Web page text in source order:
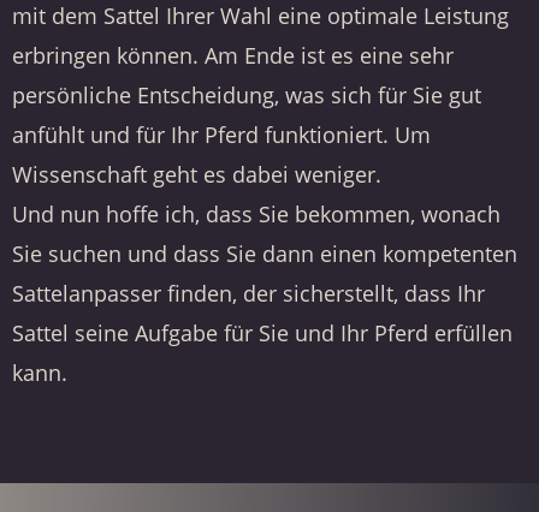
mit dem Sattel Ihrer Wahl eine optimale Leistung
erbringen können. Am Ende ist es eine sehr
persönliche Entscheidung, was sich für Sie gut
anfühlt und für Ihr Pferd funktioniert. Um
Wissenschaft geht es dabei weniger.
Und nun hoffe ich, dass Sie bekommen, wonach
Sie suchen und dass Sie dann einen kompetenten
Sattelanpasser finden, der sicherstellt, dass Ihr
Sattel seine Aufgabe für Sie und Ihr Pferd erfüllen
kann.